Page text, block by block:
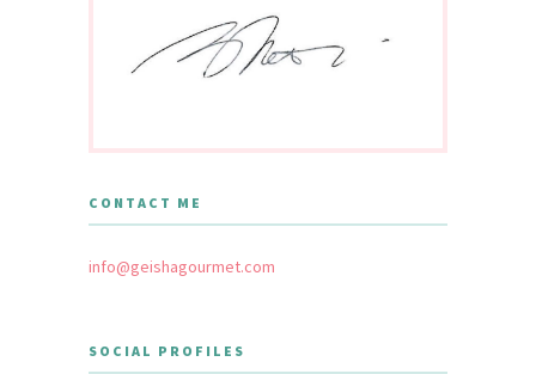
CONTACT ME
info@geishagourmet.com
SOCIAL PROFILES